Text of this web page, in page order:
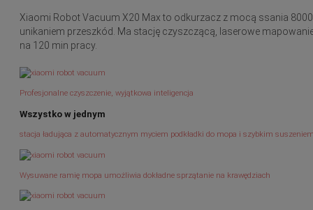
Xiaomi Robot Vacuum X20 Max to odkurzacz z mocą ssania
unikaniem przeszkód. Ma stację czyszczącą, laserowe
na 120 min pracy.
Profesjonalne czyszczenie, wyjątkowa inteligencja
Wszystko w jednym
stacja ładująca z automatycznym myciem podkładki do mopa i szybkim
Wysuwane ramię mopa umożliwia dokładne sprzątanie na krawędziach